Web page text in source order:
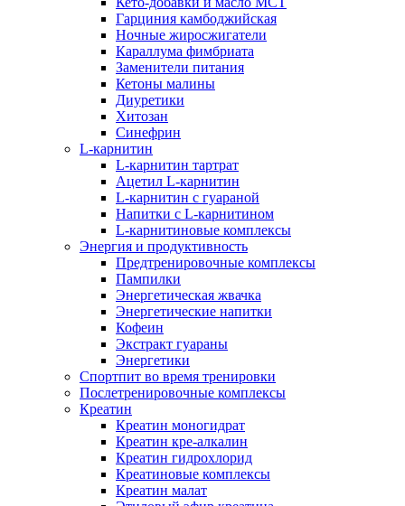
Гарциния камбоджийская
Ночные жиросжигатели
Караллума фимбриата
Заменители питания
Кетоны малины
Диуретики
Хитозан
Синефрин
L-карнитин
L-карнитин тартрат
Ацетил L-карнитин
L-карнитин с гуараной
Напитки c L-карнитином
L-карнитиновые комплексы
Энергия и продуктивность
Предтренировочные комплексы
Пампилки
Энергетическая жвачка
Энергетические напитки
Кофеин
Экстракт гуараны
Энергетики
Спортпит во время тренировки
Послетренировочные комплексы
Креатин
Креатин моногидрат
Креатин кре-алкалин
Креатин гидрохлорид
Креатиновые комплексы
Креатин малат